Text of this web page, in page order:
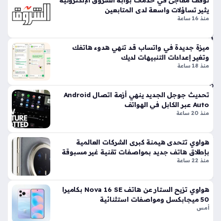
ات
ف
تط
بيق
ه
6
سا
عا
مو
جة
اخت
راق
ات
هات
فرنسا، حيث تبدأ السلطات تطبيق قانون جديد يهدف إلى تقييد
المكالمات الإعلانية غير المرغوب فيها بشكل جذري. تأتي هذه
يثير تساؤلات واسعة لدى المتابعين
منذ 16 ساعة
ميزة جديدة في واتساب قد تنهي هدوء هاتفك
وتغير إعدادات التنبيهات لديك
منذ 18 ساعة
تحديث جوجل الجديد ينهي أزمة اتصال Android
Auto عبر الكابل في الهواتف
منذ 20 ساعة
هواوي تتحدى هيمنة كبرى الشركات العالمية
بإطلاق هاتف جديد بمواصفات تقنية غير مسبوقة
منذ 22 ساعة
هواوي تزيح الستار عن هاتف Nova 16 SE بكاميرا
50 ميجابكسل ومواصفات استثنائية
أمس